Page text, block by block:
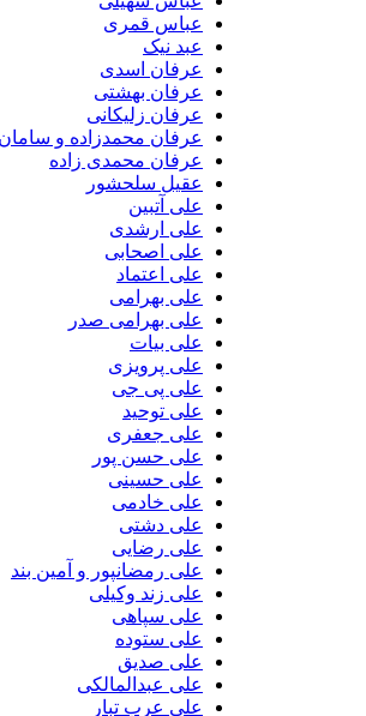
عباس قمری
عبد نیک
عرفان اسدی
عرفان بهشتی
عرفان زلیکانی
عرفان محمدزاده و سامان
عرفان محمدی زاده
عقیل سلحشور
علی آتبین
علی ارشدی
علی اصحابی
علی اعتماد
علی بهرامی
علی بهرامی صدر
علی بیات
علی پرویزی
علی پی جی
علی توحید
علی جعفری
علی حسن پور
علی حسینی
علی خادمی
علی دشتی
علی رضایی
علی رمضانپور و آمین بند
علی زند وکیلی
علی سپاهی
علی ستوده
علی صدیق
علی عبدالمالکی
علی عرب تبار